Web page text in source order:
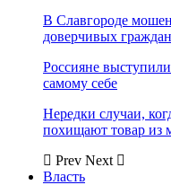
В Славгороде
доверчивых граждан
Россияне
самому себе
Нередки случаи,
похищают товар из
Prev Next
Власть